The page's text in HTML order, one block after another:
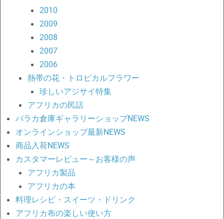
2010
2009
2008
2007
2006
熱帯の花・トロピカルフラワー
珍しいアジサイ特集
アフリカの民話
バラカ倉庫ギャラリーショップNEWS
オンラインショップ最新NEWS
商品入荷NEWS
カスタマーレビュー～お客様の声
アフリカ製品
アフリカの本
料理レシピ・スイーツ・ドリンク
アフリカ布の楽しい使い方